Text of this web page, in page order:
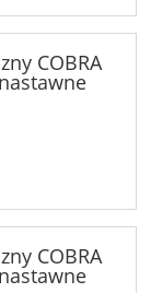
COBRA
COBRA